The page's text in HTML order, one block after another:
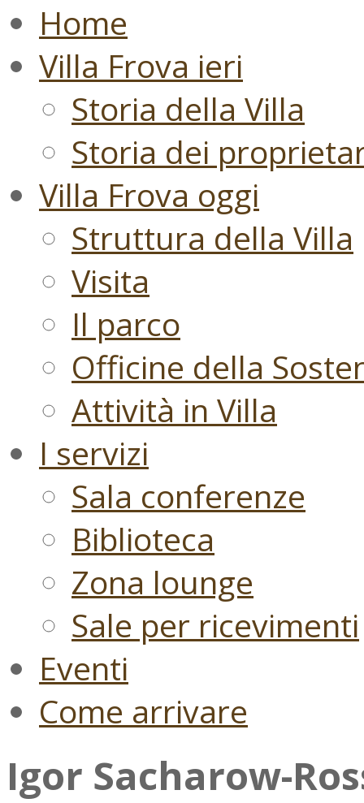
Home
Villa Frova ieri
Storia della Villa
Storia dei
Villa Frova oggi
Struttura della Villa
Visita
Il parco
Officine della
Attività in Villa
I servizi
Sala conferenze
Biblioteca
Zona lounge
Sale per ricevimenti
Eventi
Come arrivare
Igor Sacharow-